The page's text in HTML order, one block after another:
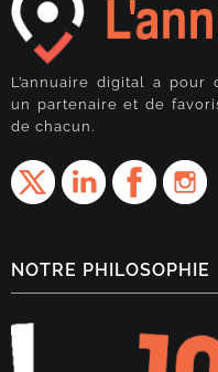
L’annuaire digital a
un partenaire et de
de chacun.
NOTRE PHILOSOPHIE